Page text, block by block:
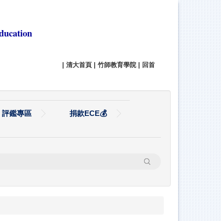
清大首頁 竹師教育學院 回首
評鑑專區 捐款ECE💰
搜尋